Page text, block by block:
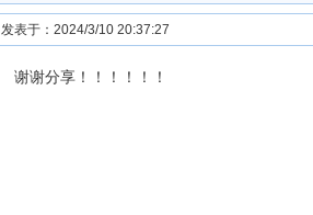
发表于：2024/3/10 20:37:27
谢谢分享！！！！！！